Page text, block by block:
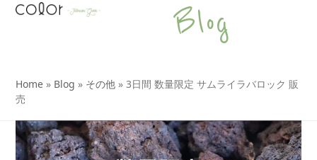
SkipOpen
Close
Blog
Home » Blog » その他 »3日間 数量限定 サムライラバロック 販
売